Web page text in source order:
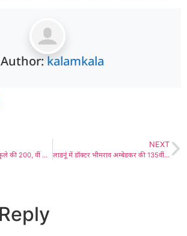
Author:kalamkala
लाडनूं में महात्मा ज्योतिबा फुले की 200, वीं जयंती मनाई
NEXT
लाडनूं में डॉक्टर भीमराव अम्बेडकर की 135वीं जयंती पर भव्य कार्यक्रम 14 अप्रेल को